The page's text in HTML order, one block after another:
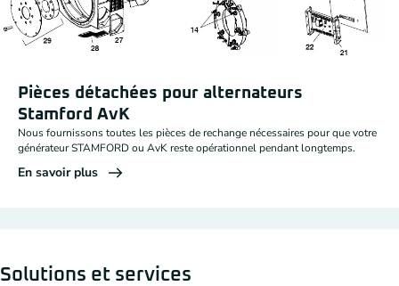
Pièces détachées pour alternateurs
Stamford AvK
Nous fournissons toutes les pièces de rechange nécessaires pour que votre
générateur STAMFORD ou AvK reste opérationnel pendant longtemps.
En savoir plus
Solutions et services